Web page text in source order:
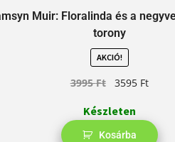
Muir: Floralinda és a
torony
AKCIÓ!
3995Ft 3595 Ft
Készleten
Kosárba